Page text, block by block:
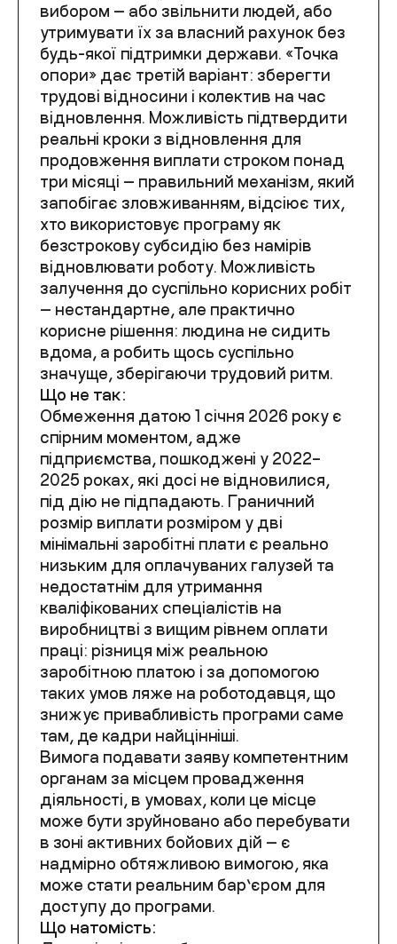
вибором — або звільнити людей, або
утримувати їх за власний рахунок без
будь-якої підтримки держави. «Точка
опори» дає третій варіант: зберегти
трудові відносини і колектив на час
відновлення. Можливість підтвердити
реальні кроки з відновлення для
продовження виплати строком понад
три місяці — правильний механізм, який
запобігає зловживанням, відсіює тих,
хто використовує програму як
безстрокову субсидію без намірів
відновлювати роботу. Можливість
залучення до суспільно корисних робіт
— нестандартне, але практично
корисне рішення: людина не сидить
вдома, а робить щось суспільно
значуще, зберігаючи трудовий ритм.
Що не так:
Обмеження датою 1 січня 2026 року є
спірним моментом, адже
підприємства, пошкоджені у 2022–
2025 роках, які досі не відновилися,
під дію не підпадають. Граничний
розмір виплати розміром у дві
мінімальні заробітні плати є реально
низьким для оплачуваних галузей та
недостатнім для утримання
кваліфікованих спеціалістів на
виробництві з вищим рівнем оплати
праці: різниця між реальною
заробітною платою і за допомогою
таких умов ляже на роботодавця, що
знижує привабливість програми саме
там, де кадри найцінніші.
Вимога подавати заяву компетентним
органам за місцем провадження
діяльності, в умовах, коли це місце
може бути зруйновано або перебувати
в зоні активних бойових дій — є
надмірно обтяжливою вимогою, яка
може стати реальним бар’єром для
доступу до програми.
Що натомість: